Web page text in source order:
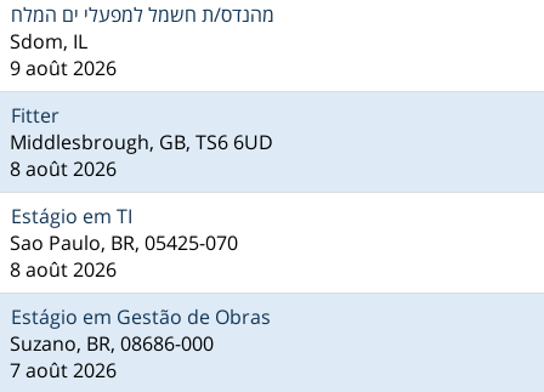
מהנדס/ת חשמל למפעלי ים המלח
Sdom, IL
9 août 2026
Fitter
Middlesbrough, GB, TS6 6UD
8 août 2026
Estágio em TI
Sao Paulo, BR, 05425-070
8 août 2026
Estágio em Gestão de Obras
Suzano, BR, 08686-000
7 août 2026